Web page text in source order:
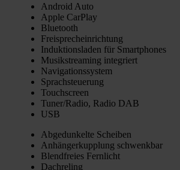
Android Auto
Apple Car­Play
Blue­tooth
Frei­sprech­ein­rich­tung
Induk­ti­ons­la­den für Smart­phones
Musik­strea­ming inte­griert
Navi­ga­ti­ons­sys­tem
Sprach­steue­rung
Touch­screen
Tuner/Radio, Radio DAB
USB
Abge­dun­kel­te Schei­ben
Anhän­ger­kupp­lung schwenk­bar
Blend­frei­es Fern­licht
Dach­re­ling